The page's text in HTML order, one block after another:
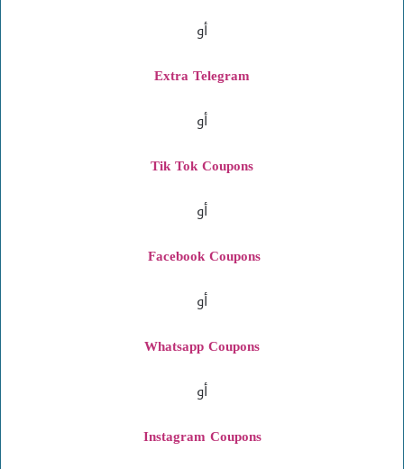
أو
Extra Telegram
أو
Tik Tok Coupons
أو
Facebook Coupons
أو
Whatsapp Coupons
أو
Coupons
Instagram